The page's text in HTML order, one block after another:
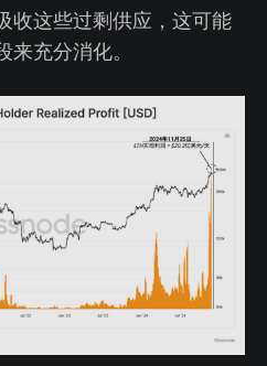
收这些过剩供应，这可能
充分消化。